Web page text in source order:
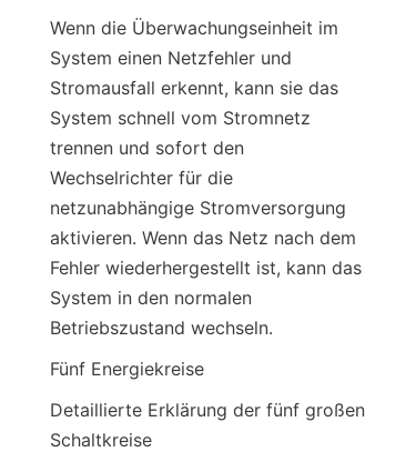
Wenn die Überwachungseinheit im
System einen Netzfehler und
Stromausfall erkennt, kann sie das
System schnell vom Stromnetz
trennen und sofort den
Wechselrichter für die
netzunabhängige Stromversorgung
aktivieren. Wenn das Netz nach dem
Fehler wiederhergestellt ist, kann das
System in den normalen
Betriebszustand wechseln.
Fünf Energiekreise
Detaillierte Erklärung der fünf großen
Schaltkreise